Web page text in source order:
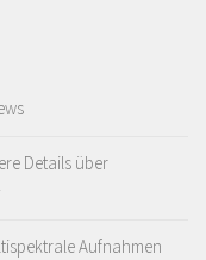
Details über
Aufnahmen